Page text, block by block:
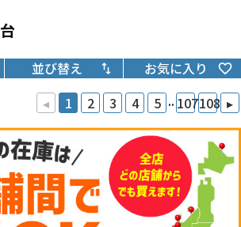
台
並び替え お気に入り
◂ 1 2 3 4 5 .. 107108 ▸